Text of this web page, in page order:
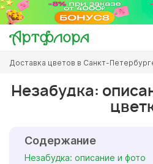
Перейти
основному
содержанию
Вы
здесь
Доставка цветов в Санкт-
Незабудка:
Содержание
Незабудка: описание и фото